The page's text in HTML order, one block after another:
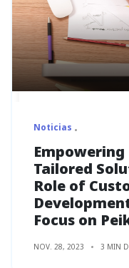
Noticias
Tailored
Role of
Focus on
NOV. 28, 2023 3 MIN